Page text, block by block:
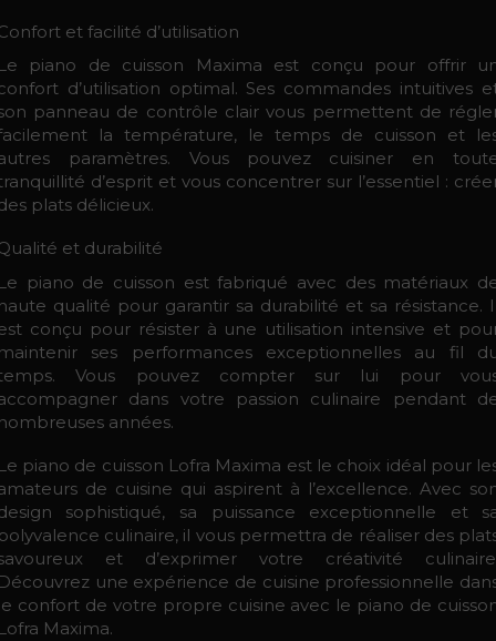
et facilité d’utilisation
piano de cuisson Maxima est conçu pour offrir
d’utilisation optimal. Ses commandes intuitives
panneau de contrôle clair vous permettent de
la température, le temps de cuisson et
paramètres. Vous pouvez cuisiner en
d’esprit et vous concentrer sur l’essentiel :
plats délicieux.
et durabilité
piano de cuisson est fabriqué avec des matériaux
qualité pour garantir sa durabilité et sa résistance.
conçu pour résister à une utilisation intensive et
ses performances exceptionnelles au fil
Vous pouvez compter sur lui pour
dans votre passion culinaire pendant
années.
piano de cuisson Lofra Maxima est le choix idéal pour
de cuisine qui aspirent à l’excellence. Avec
sophistiqué, sa puissance exceptionnelle et
culinaire, il vous permettra de réaliser des
et d’exprimer votre créativité
une expérience de cuisine professionnelle
confort de votre propre cuisine avec le piano de
Maxima.